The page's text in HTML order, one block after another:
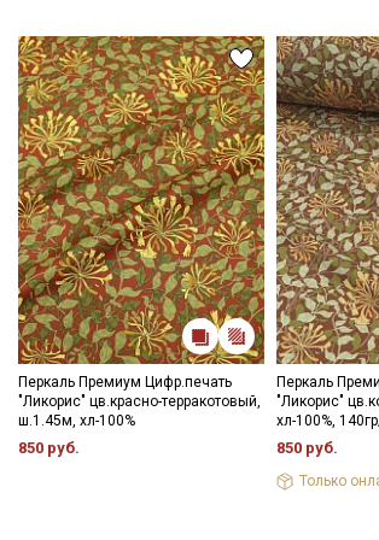
подвешенном состоянии.
Цветопередача может отличаться от
ткани в зависимости от настроек вашего
зависимости от партии тон ткани может
Перкаль Премиум Цифр.печать
"Ликорис" цв.красно-терракотовый,
ш.1.45м, хл-100%
850 руб.
Перкаль
"Ликорис"
хл-100%,
850 руб.
Только